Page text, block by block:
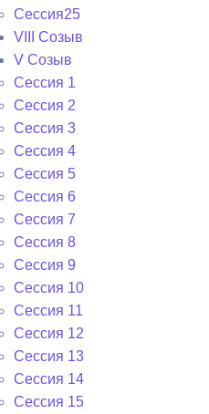
Сессия25
VIII Созыв
V Созыв
Сессия 1
Сессия 2
Сессия 3
Сессия 4
Сессия 5
Сессия 6
Сессия 7
Сессия 8
Сессия 9
Сессия 10
Сессия 11
Сессия 12
Сессия 13
Сессия 14
Сессия 15